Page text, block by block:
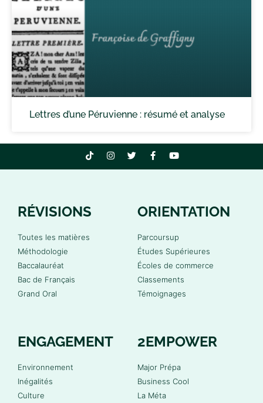
Lettres d’une Péruvienne : résumé et analyse
RÉVISIONS
Toutes les matières
Méthodologie
Baccalauréat
Bac de Français
Grand Oral
ORIENTATION
Parcoursup
Études Supérieures
Écoles de commerce
Classements
Témoignages
ENGAGEMENT
Environnement
Inégalités
Culture
2EMPOWER
Major Prépa
Business Cool
La Méta